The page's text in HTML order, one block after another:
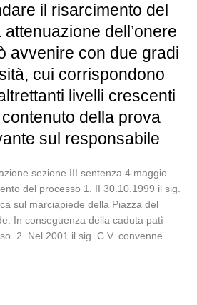
il risarcimento del
dell’onere
avvenire con due gradi
cui corrispondono
livelli crescenti
della prova
sul responsabile
sezione III sentenza 4 maggio
del processo 1. II 30.10.1999 il sig.
sul marciapiede della Piazza del
In conseguenza della caduta patì
2. Nel 2001 il sig. C.V. convenne